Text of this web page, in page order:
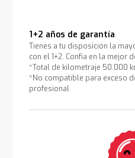
1+2 años de garantía
Tienes a tu disposición la
con el 1+2. Confía en la mejor
*Total de kilometraje 50.000
*No compatible para exceso
profesional